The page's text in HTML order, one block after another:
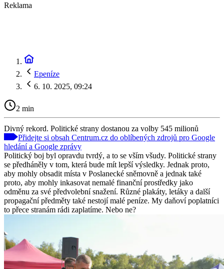
Reklama
Epeníze
6. 10. 2025, 09:24
2 min
Divný rekord. Politické strany dostanou za volby 545 milionů
Přidejte si obsah Centrum.cz do oblíbených zdrojů pro Google
hledání a Google zprávy
Politický boj byl opravdu tvrdý, a to se vším všudy. Politické strany
se předháněly v tom, která bude mít lepší výsledky. Jednak proto,
aby mohly obsadit místa v Poslanecké sněmovně a jednak také
proto, aby mohly inkasovat nemalé finanční prostředky jako
odměnu za své předvolební snažení. Různé plakáty, letáky a další
propagační předměty také nestojí malé peníze. My daňoví poplatníci
to přece stranám rádi zaplatíme. Nebo ne?